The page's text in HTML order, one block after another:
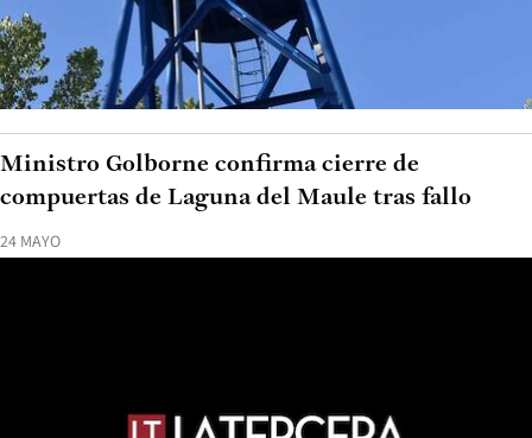
24 MAYO
Ministro Golborne confirma cierre de
compuertas de Laguna del Maule tras fallo